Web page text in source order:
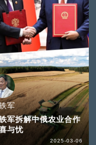
军
军拆解中俄农业合作
与忧
2025-03-06